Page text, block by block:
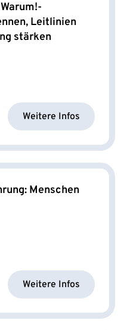
Leitlinien
stärken
Weitere Infos
Menschen
Weitere Infos